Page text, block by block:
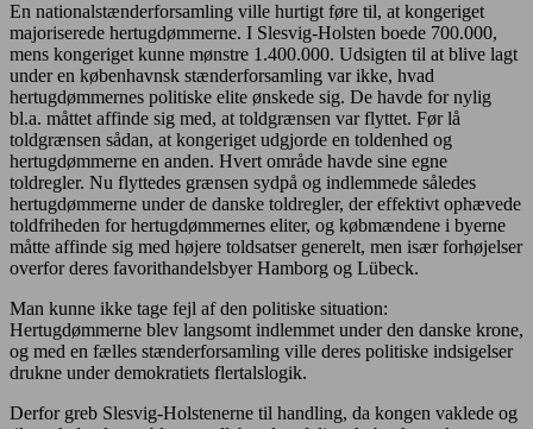
En nationalstænderforsamling ville hurtigt føre til, at kongeriget
majoriserede hertugdømmerne. I Slesvig-Holsten boede 700.000,
mens kongeriget kunne mønstre 1.400.000. Udsigten til at blive lagt
under en københavnsk stænderforsamling var ikke, hvad
hertugdømmernes politiske elite ønskede sig. De havde for nylig
bl.a. måttet affinde sig med, at toldgrænsen var flyttet. Før lå
toldgrænsen sådan, at kongeriget udgjorde en toldenhed og
hertugdømmerne en anden. Hvert område havde sine egne
toldregler. Nu flyttedes grænsen sydpå og indlemmede således
hertugdømmerne under de danske toldregler, der effektivt ophævede
toldfriheden for hertugdømmernes eliter, og købmændene i byerne
måtte affinde sig med højere toldsatser generelt, men især forhøjelser
overfor deres favorithandelsbyer Hamborg og Lübeck.
Man kunne ikke tage fejl af den politiske situation:
Hertugdømmerne blev langsomt indlemmet under den danske krone,
og med en fælles stænderforsamling ville deres politiske indsigelser
drukne under demokratiets flertalslogik.
Derfor greb Slesvig-Holstenerne til handling, da kongen vaklede og